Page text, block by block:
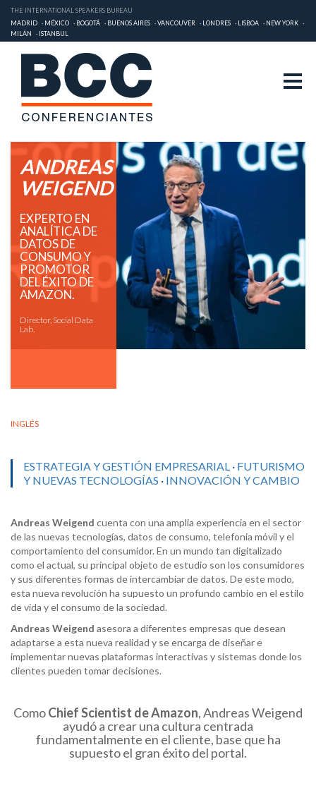
THE INTERNATIONAL SPEAKERS BUREAU
MADRID
MÉXICO BOGOTÁ BUENOS AIRES VANCOUVER LONDRES LISBOA
NEW YORK
MILÁN
ISTANBUL
ANDREAS
WEIGEND
EXPERTO EN
ANALÍTICA DE
DATOS DE
CONSUMO Y
PROMOTOR
DEL ÉXITO DE
AMAZON.
Director, Social Data
Lab.
INGLÉS
ESTRATEGIA Y GESTIÓN EMPRESARIAL · FUTURISMO
Y NUEVAS TECNOLOGÍAS · INNOVACIÓN Y CAMBIO
Andreas Weigend cuenta con una amplia experiencia en el sector
de las nuevas tecnologías, datos de consumo, telefonía móvil y el
comportamiento del consumidor. En un mundo tan digitalizado
como el actual, su principal objeto de estudio son los consumidores
y sus diferentes formas de intercambiar de datos. De este modo,
esta nueva revolución ha supuesto un profundo cambio en el estilo
de vida y el consumo de la sociedad.
Andreas Weigend asesora a diferentes empresas que desean
adaptarse a esta nueva realidad y se encarga de diseñar e
implementar nuevas plataformas interactivas y sistemas donde los
clientes pueden tomar decisiones.
ComoChief Scientist deAmazon, Andreas Weigend
ayudó a crear una cultura centrada
fundamentalmente en el cliente, base que ha
supuesto el gran éxito del portal.